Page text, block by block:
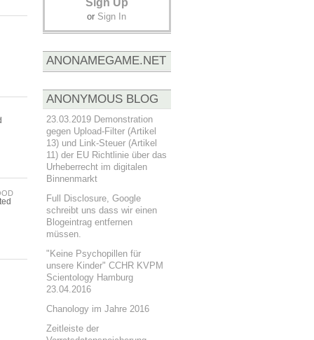
or Sign In
ANONAMEGAME.NET
ANONYMOUS BLOG
23.03.2019 Demonstration
gegen Upload-Filter (Artikel
13) und Link-Steuer (Artikel
11) der EU Richtlinie über das
Urheberrecht im digitalen
Binnenmarkt
Full Disclosure, Google
schreibt uns dass wir einen
Blogeintrag entfernen
müssen.
"Keine Psychopillen für
unsere Kinder" CCHR KVPM
Scientology Hamburg
23.04.2016
Chanology im Jahre 2016
Zeitleiste der